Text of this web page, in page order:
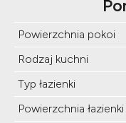
Powierzchnia pokoi
Rodzaj kuchni
Typ łazienki
Powierzchnia